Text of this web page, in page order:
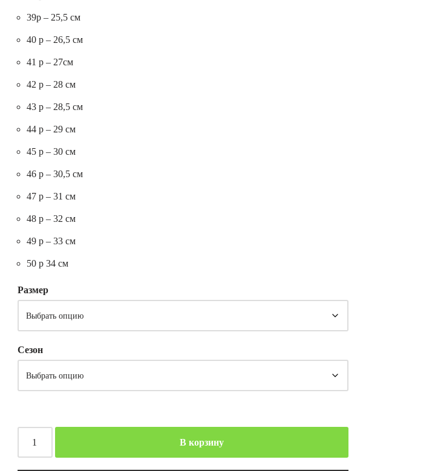
39р – 25,5 см
40 р – 26,5 см
41 р – 27см
42 р – 28 см
43 р – 28,5 см
44 р – 29 см
45 р – 30 см
46 р – 30,5 см
47 р – 31 см
48 р – 32 см
49 р – 33 см
50 р 34 см
Размер
Сезон
В корзину